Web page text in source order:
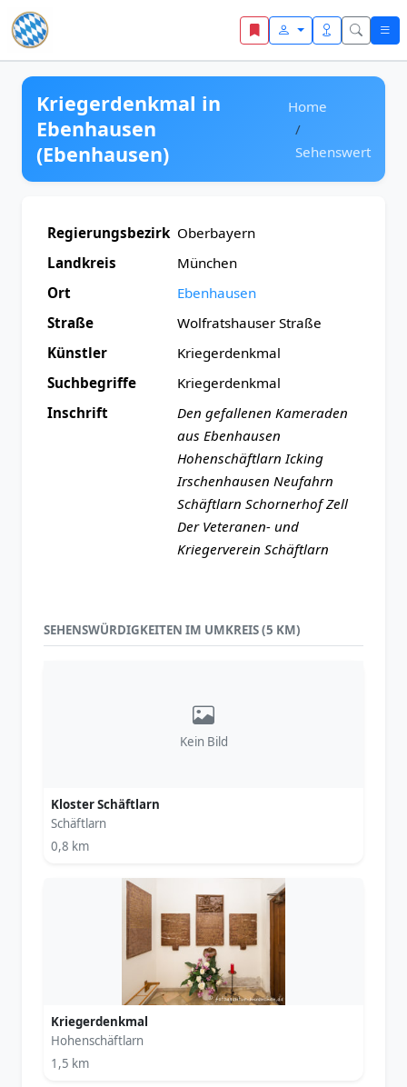
Zum Inhalt springen
Kriegerdenkmal in
Ebenhausen
(Ebenhausen)
Home
Sehenswert
Regierungsbezirk Oberbayern
Landkreis
München
Ort
Ebenhausen
Straße
Wolfratshauser Straße
Künstler
Kriegerdenkmal
Suchbegriffe
Kriegerdenkmal
Inschrift
Den gefallenen Kameraden
aus Ebenhausen
Hohenschäftlarn Icking
Irschenhausen Neufahrn
Schäftlarn Schornerhof Zell
Der Veteranen- und
Kriegerverein Schäftlarn
SEHENSWÜRDIGKEITEN IM UMKREIS (5 KM)
Kein Bild
Kloster Schäftlarn
Schäftlarn
0,8 km
Kriegerdenkmal
Hohenschäftlarn
1,5 km